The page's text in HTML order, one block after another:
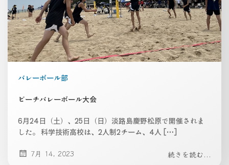
バレーボール部
ビーチバレーボール大会
6月24日（土）、25日（日）淡路島慶野松原で開催されま
した。 科学技術高校は、2人制2チーム、4人 […]
7月 14, 2023 続きを読む...